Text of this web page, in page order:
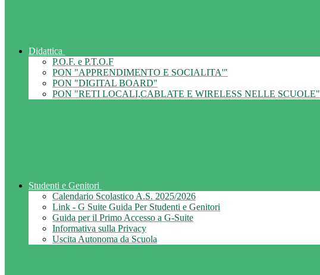
Didattica
P.O.F. e P.T.O.F
PON "APPRENDIMENTO E SOCIALITA'"
PON "DIGITAL BOARD"
PON "RETI LOCALI,CABLATE E WIRELESS NELLE SCUOLE"
Studenti e Genitori
Calendario Scolastico A.S. 2025/2026
Link - G Suite Guida Per Studenti e Genitori
Guida per il Primo Accesso a G-Suite
Informativa sulla Privacy
Uscita Autonoma da Scuola